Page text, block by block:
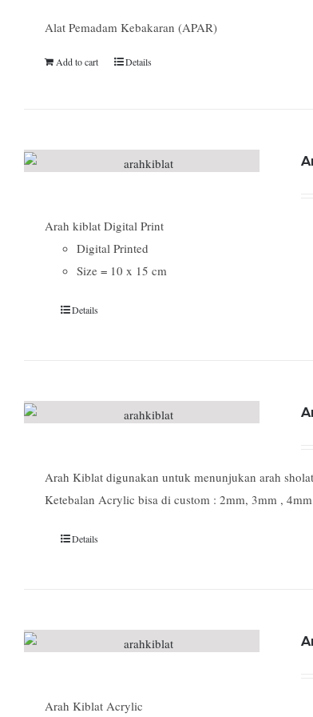
Alat Pemadam Kebakaran (APAR)
Add to cart Details
Arah kiblat Digital Print
Digital Printed
Size = 10 x 15 cm
Details
Arah Kiblat digunakan untuk menunjukan arah
Ketebalan Acrylic bisa di custom : 2mm, 3mm ,
Details
Arah Kiblat Acrylic